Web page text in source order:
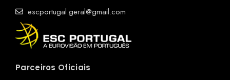
escportugal.geral@gmail.com
Parceiros Oficiais